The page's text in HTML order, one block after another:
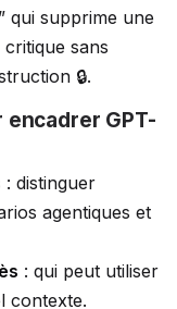
qui supprime une
sans
🔒.
GPT-
: distinguer
agentiques et
: qui peut utiliser
contexte.